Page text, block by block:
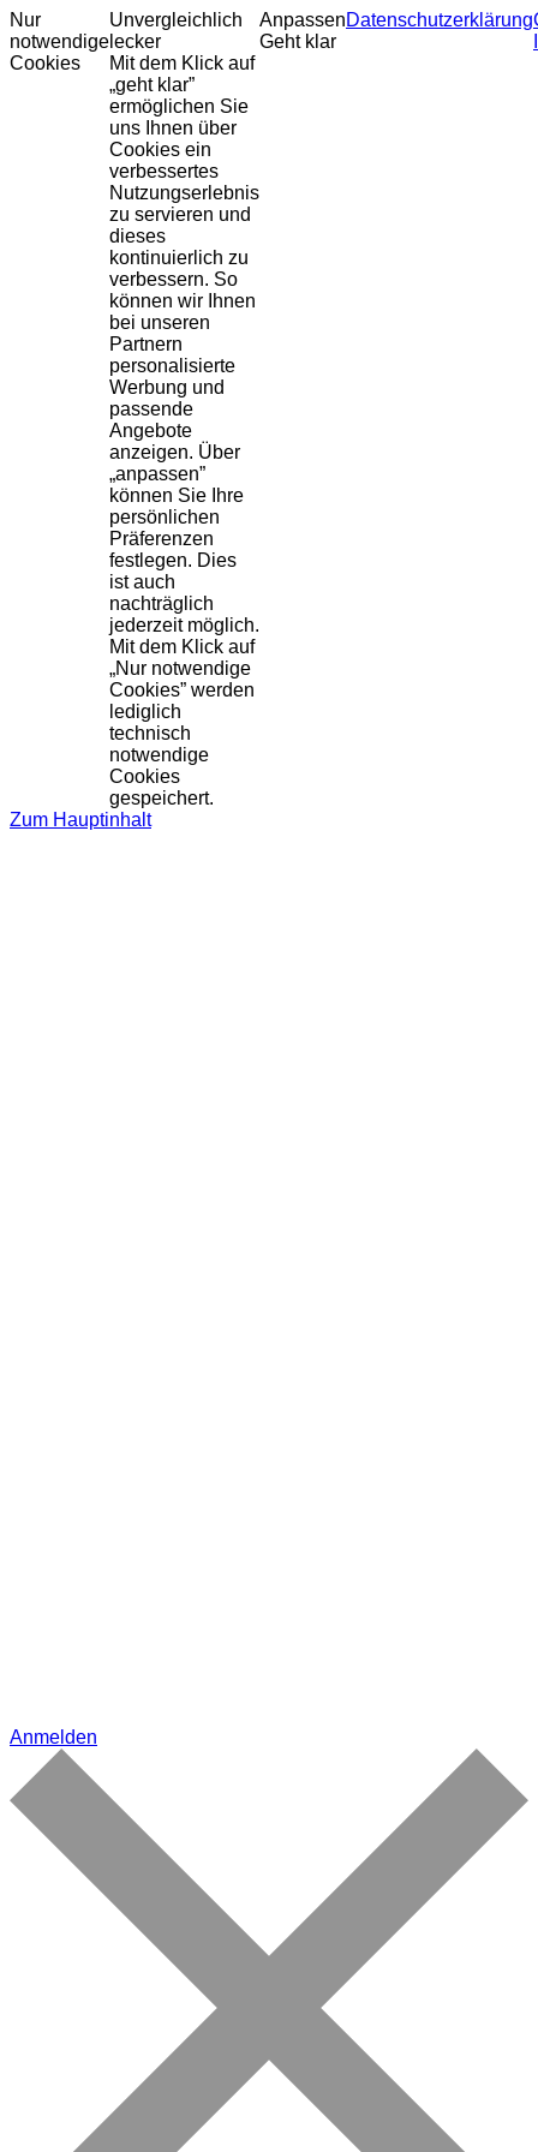
Nur
notwendige
Cookies
Unvergleichlich
lecker
Mit dem Klick auf
„geht klar”
ermöglichen Sie
uns Ihnen über
Cookies ein
verbessertes
Nutzungserlebnis
zu servieren und
dieses
kontinuierlich zu
verbessern. So
können wir Ihnen
bei unseren
Partnern
personalisierte
Werbung und
passende
Angebote
anzeigen. Über
„anpassen”
können Sie Ihre
persönlichen
Präferenzen
festlegen. Dies
ist auch
nachträglich
jederzeit möglich.
Mit dem Klick auf
„Nur notwendige
Cookies” werden
lediglich
technisch
notwendige
Cookies
gespeichert.
Anpassen
Geht klar
Datenschutzerklärung
Zum Hauptinhalt
Anmelden